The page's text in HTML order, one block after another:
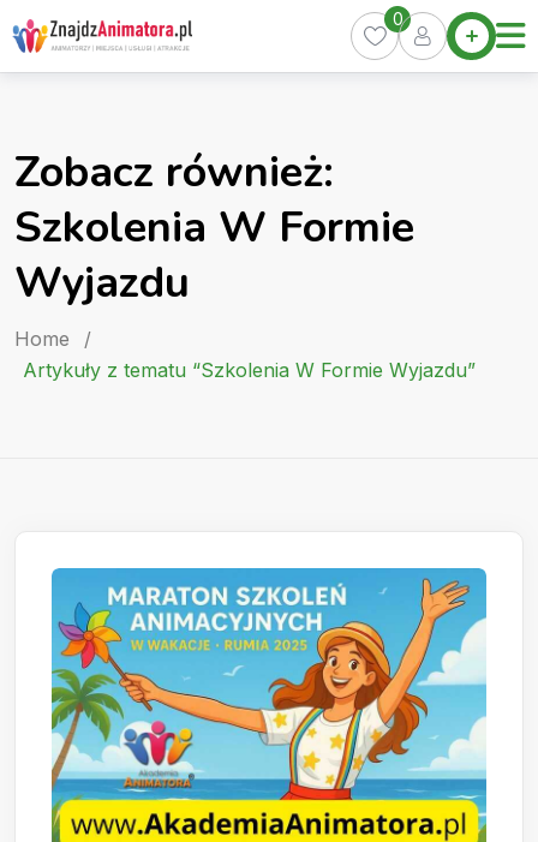
Skip
to
content
Home
Oferty
Kurs
0
Zobacz również:
Szkolenia W Formie
Wyjazdu
Home
/
Artykuły z tematu “Szkolenia W Formie Wyjazdu”